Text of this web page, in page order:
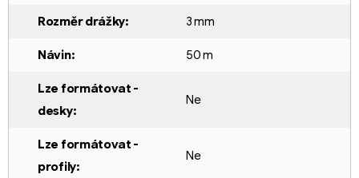
Rozměr drážky: 3 mm
Návin: 50 m
Lze formátovat -
desky:
Ne
Lze formátovat -
profily:
Ne